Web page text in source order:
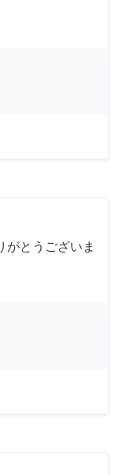
がとうございま